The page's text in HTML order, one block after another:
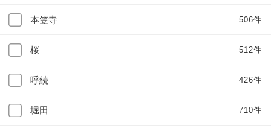
本笠寺 506件
桜 512件
呼続 426件
堀田 710件